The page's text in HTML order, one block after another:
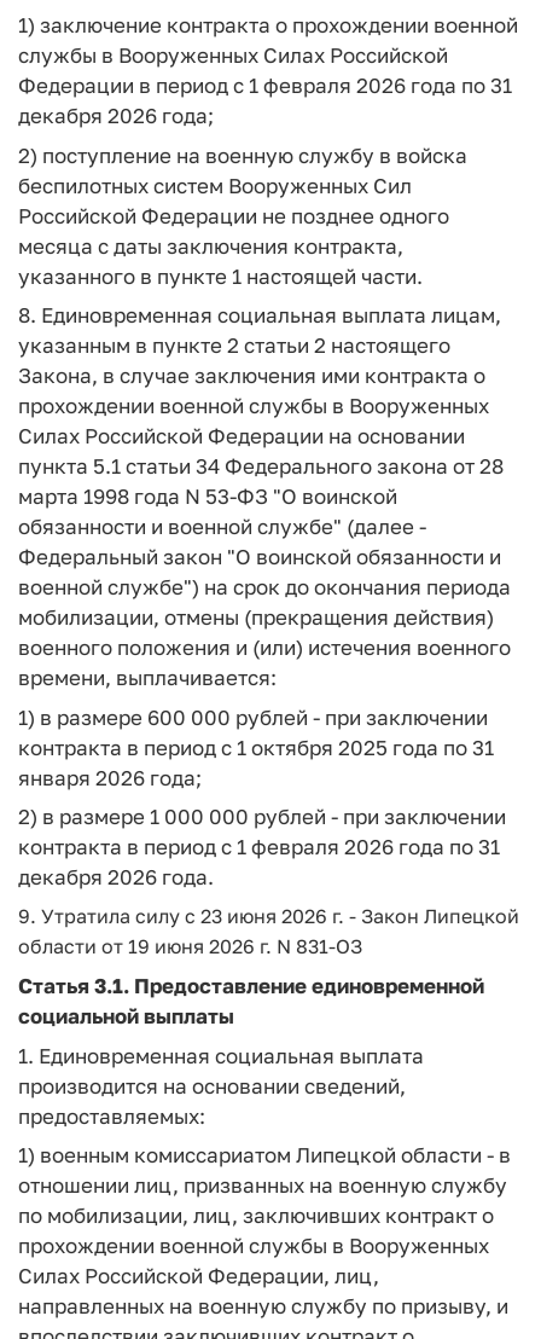
1) заключение контракта о прохождении военной
службы в Вооруженных Силах Российской
Федерации в период с 1 февраля 2026 года по 31
декабря 2026 года;
2) поступление на военную службу в войска
беспилотных систем Вооруженных Сил
Российской Федерации не позднее одного
месяца с даты заключения контракта,
указанного в пункте 1 настоящей части.
8. Единовременная социальная выплата лицам,
указанным в пункте 2 статьи 2 настоящего
Закона, в случае заключения ими контракта о
прохождении военной службы в Вооруженных
Силах Российской Федерации на основании
пункта 5.1 статьи 34 Федерального закона от 28
марта 1998 года N 53-ФЗ "О воинской
обязанности и военной службе" (далее -
Федеральный закон "О воинской обязанности и
военной службе") на срок до окончания периода
мобилизации, отмены (прекращения действия)
военного положения и (или) истечения военного
времени, выплачивается:
1) в размере 600 000 рублей - при заключении
контракта в период с 1 октября 2025 года по 31
января 2026 года;
2) в размере 1 000 000 рублей - при заключении
контракта в период с 1 февраля 2026 года по 31
декабря 2026 года.
9. Утратила силу с 23 июня 2026 г. - Закон Липецкой
области от 19 июня 2026 г. N 831-ОЗ
Статья 3.1. Предоставление единовременной
социальной выплаты
1. Единовременная социальная выплата
производится на основании сведений,
предоставляемых:
1) военным комиссариатом Липецкой области - в
отношении лиц, призванных на военную службу
по мобилизации, лиц, заключивших контракт о
прохождении военной службы в Вооруженных
Силах Российской Федерации, лиц,
направленных на военную службу по призыву, и